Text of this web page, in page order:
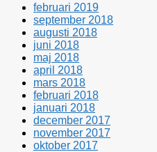
februari 2019
september 2018
augusti 2018
juni 2018
maj 2018
april 2018
mars 2018
februari 2018
januari 2018
december 2017
november 2017
oktober 2017